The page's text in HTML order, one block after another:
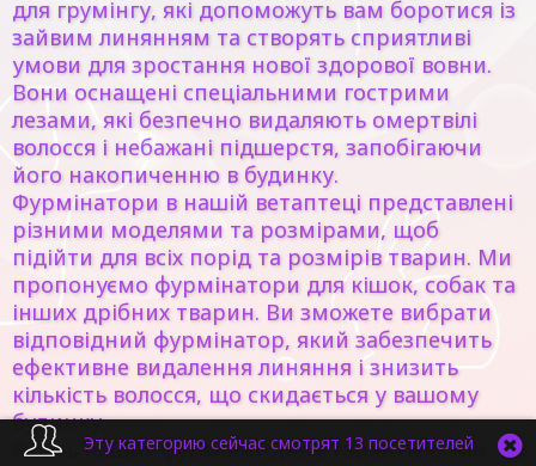
для грумінгу, які допоможуть вам боротися із
зайвим линянням та створять сприятливі
умови для зростання нової здорової вовни.
Вони оснащені спеціальними гострими
лезами, які безпечно видаляють омертвілі
волосся і небажані підшерстя, запобігаючи
його накопиченню в будинку.
Фурмінатори в нашій ветаптеці представлені
різними моделями та розмірами, щоб
підійти для всіх порід та розмірів тварин. Ми
пропонуємо фурмінатори для кішок, собак та
інших дрібних тварин. Ви зможете вибрати
відповідний фурмінатор, який забезпечить
ефективне видалення линяння і знизить
кількість волосся, що скидається у вашому
будинку.
Якість наших фурмінаторів є гарантією. Ми
Эту категорию сейчас смотрят 13 посетителей